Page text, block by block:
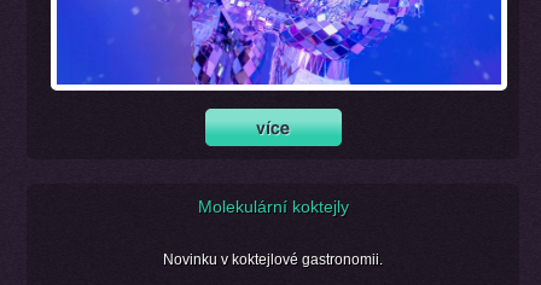
Molekulární koktejly
Novinku v koktejlové gastronomii.